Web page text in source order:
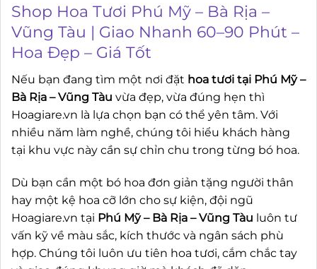
Shop Hoa Tươi Phú Mỹ – Bà Rịa –
Vũng Tàu | Giao Nhanh 60–90 Phút –
Hoa Đẹp – Giá Tốt
Nếu bạn đang tìm một nơi đặt hoa tươi tại Phú Mỹ –
Bà Rịa – Vũng Tàu vừa đẹp, vừa đúng hẹn thì
Hoagiare.vn là lựa chọn bạn có thể yên tâm. Với
nhiều năm làm nghề, chúng tôi hiểu khách hàng
tại khu vực này cần sự chỉn chu trong từng bó hoa.
Dù bạn cần một bó hoa đơn giản tặng người thân
hay một kệ hoa cỡ lớn cho sự kiện, đội ngũ
Hoagiare.vn tại Phú Mỹ – Bà Rịa – Vũng Tàu luôn tư
vấn kỹ về màu sắc, kích thước và ngân sách phù
hợp. Chúng tôi luôn ưu tiên hoa tươi, cắm chắc tay